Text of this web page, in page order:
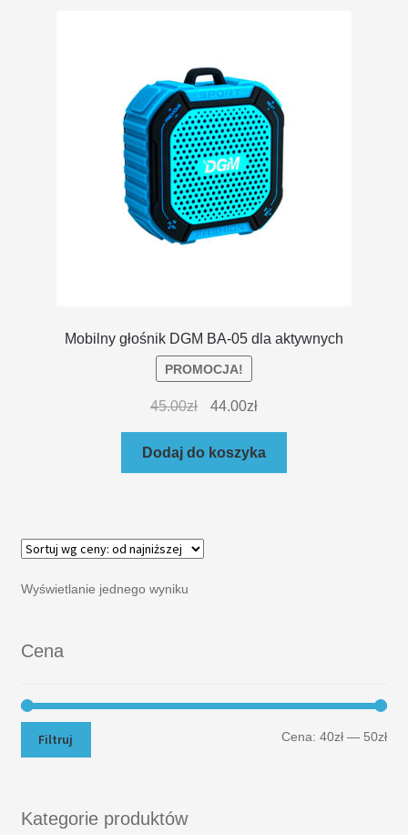
POLITYKA PRYWATNOŚCI
REGULAMIN SKLEPU
Mobilny głośnik DGM BA-05 dla aktywnych
PROMOCJA!
45.00zł 44.00zł
Dodaj do koszyka
Wyświetlanie jednego wyniku
Cena
Filtruj Cena:40zł — 50zł
Kategorie produktów